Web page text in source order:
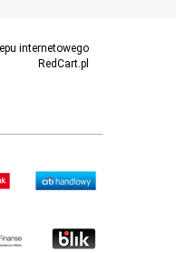
internetowego
RedCart.pl